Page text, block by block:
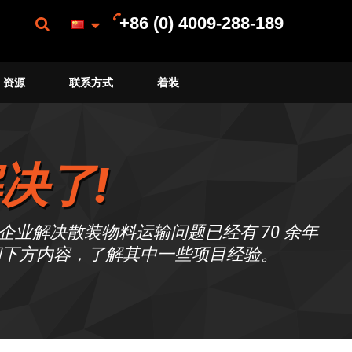
+86 (0) 4009-288-189
资源 联系方式 着装
了!
业解决散装物料运输问题已经有 70 余年
方内容，了解其中一些项目经验。